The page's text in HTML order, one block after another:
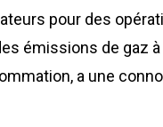
pour des
émissions de gaz
a une